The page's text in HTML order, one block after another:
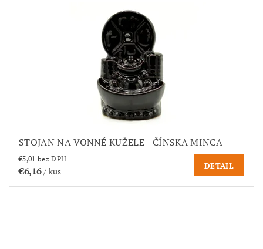
STOJAN NA VONNÉ KUŽELE - ČÍNSKA MINCA
€5,01 bez DPH
€6,16/ kus
DETAIL